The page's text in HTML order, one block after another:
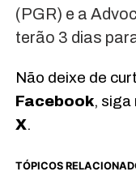
(PGR) e a
terão 3 dias
Não deixe de
Facebook, siga
X.
TÓPICOS